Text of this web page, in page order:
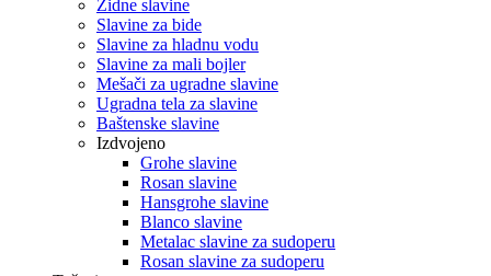
Zidne slavine
Slavine za bide
Slavine za hladnu vodu
Slavine za mali bojler
Mešači za ugradne slavine
Ugradna tela za slavine
Baštenske slavine
Izdvojeno
Grohe slavine
Rosan slavine
Hansgrohe slavine
Blanco slavine
Metalac slavine za sudoperu
Rosan slavine za sudoperu